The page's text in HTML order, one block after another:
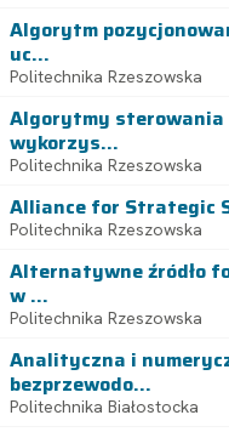
Algorytm
uc...
Politechnika Rzeszowska
Algorytmy
wykorzys...
Politechnika Rzeszowska
Alliance for Strategic
Politechnika Rzeszowska
Alternatywne źródło
w ...
Politechnika Rzeszowska
Analityczna i
bezprzewodo...
Politechnika Białostocka